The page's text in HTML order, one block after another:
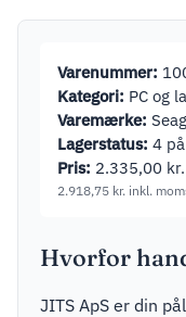
Varenummer:
Kategori: PC og
Varemærke:
Lagerstatus: 4
Pris: 2.335,00 kr.
2.918,75 kr. inkl.
Hvorfor
JITS ApS er din